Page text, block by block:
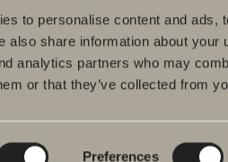
to personalise content and ads,
also share information about your
analytics partners who may
or that they’ve collected from
Preferences
Tuotteet
Kylpyhuonekalusteet
Suihkutilakalusteet